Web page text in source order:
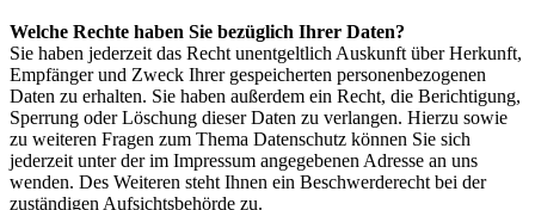
Welche Rechte haben Sie bezüglich Ihrer Daten?
Sie haben jederzeit das Recht unentgeltlich Auskunft über Herkunft,
Empfänger und Zweck Ihrer gespeicherten personenbezogenen
Daten zu erhalten. Sie haben außerdem ein Recht, die Berichtigung,
Sperrung oder Löschung dieser Daten zu verlangen. Hierzu sowie
zu weiteren Fragen zum Thema Datenschutz können Sie sich
jederzeit unter der im Impressum angegebenen Adresse an uns
wenden. Des Weiteren steht Ihnen ein Beschwerderecht bei der
zuständigen Aufsichtsbehörde zu.